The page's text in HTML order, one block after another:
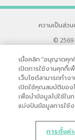
ความเป็นส่ว
© 2569
33 สุขุมวิท ซอ
หากท่านมีข้อ
เมื่อคลิก “อนุญาตคุก
เปิดการใช้งานคุกกี้
เว็บไซต์สามารถทำง
เปิดใช้คุณสมบัติของโ
เพื่อนำข้อมูลไปใช้ใน
แบ่งปันข้อมูลการใช้ง
การตั้งค่